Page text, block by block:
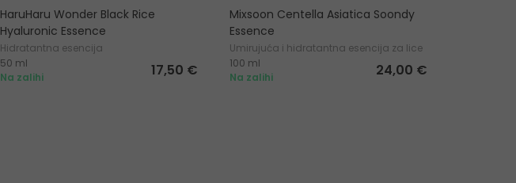
HaruHaru Wonder Black Rice
Hyaluronic Essence
Hidratantna esencija
50 ml
Na zalihi
17,50 €
Mixsoon Centella Asiatica Soondy
Essence
Umirujuća i hidratantna esencija za lice
100 ml
Na zalihi
24,00 €